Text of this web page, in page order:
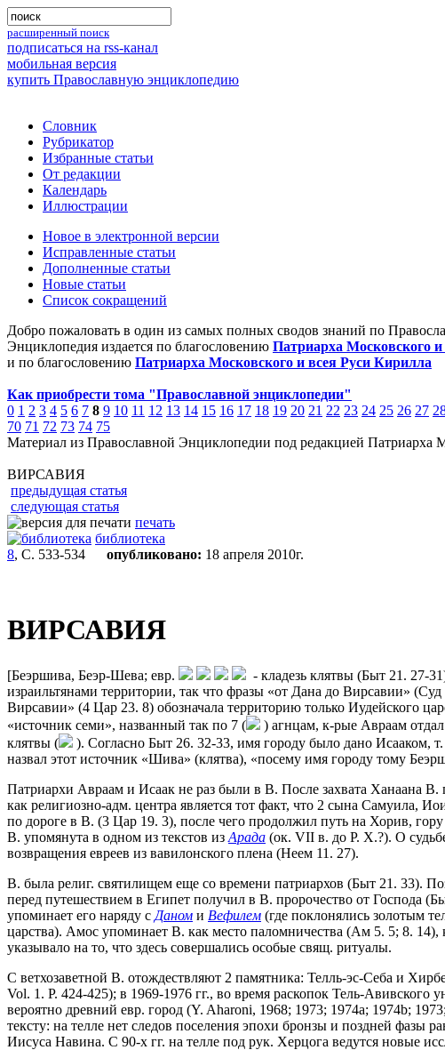
расширенный поиск
подписаться на rss-канал
мобильная версия
купить Православную энциклопедию
Словник
Рубрикатор
Избранные статьи
От редакции
Календарь
Иллюстрации
Новое в электронной версии
Исправленные статьи
Дополненные статьи
Новые статьи
Список сокращений
Добро пожаловать в один из самых полных сводов знаний по
Энциклопедия издается по благословению Патриарха Московского
и по благословению Патриарха Московского и всея Руси Кирилла
Как приобрести тома "Православной энциклопедии"
0 1 2 3 4 5 6 7 8 9 10 11 12 13 14 15 16 17 18 19 20 21 22 23 24 25 26 27
70 71 72 73 74 75
Материал из Православной Энциклопедии под редакцией Патриарха
ВИРСАВИЯ
предыдущая статья
следующая статья
печать
библиотека
8, С. 533-534 опубликовано: 18 апреля 2010г.
ВИРСАВИЯ
[Беэршива, Беэр-Шева; евр.
- кладезь клятвы (Быт 21. 27-
израильтянами территории, так что фразы «от Дана до Вирсавии»
Вирсавии» (4 Цар 23. 8) обозначала территорию только Иудейского
«источник семи», названный так по 7 (
) агнцам, к-рые Авраам
клятвы (
). Согласно Быт 26. 32-33, имя городу было дано Исааком,
назвал этот источник «Шива» (клятва), «посему имя городу тому
Патриархи Авраам и Исаак не раз были в В. После захвата Ханаана
как религиозно-адм. центра является тот факт, что 2 сына Самуила,
по дороге в В. (3 Цар 19. 3), после чего продолжил путь на Хорив,
В. упомянута в одном из текстов из Арада (ок. VII в. до Р. Х.?). О
возвращения евреев из вавилонского плена (Неем 11. 27).
В. была религ. святилищем еще со времени патриархов (Быт 21. 33).
перед путешествием в Египет получил в В. пророчество от Господа
упоминает его наряду с Даном и Вефилем (где поклонялись золотым
царства). Амос упоминает В. как место паломничества (Ам 5. 5; 8.
указывало на то, что здесь совершались особые свящ. ритуалы.
С ветхозаветной В. отождествляют 2 памятника: Телль-эс-Себа и
Vol. 1. P. 424-425); в 1969-1976 гг., во время раскопок Тель-
вероятно древний евр. город (Y. Aharoni, 1968; 1973; 1974а; 1974b;
тексту: на телле нет следов поселения эпохи бронзы и поздней фазы
Иисуса Навина. С 90-х гг. на телле под рук. Херцога ведутся новые